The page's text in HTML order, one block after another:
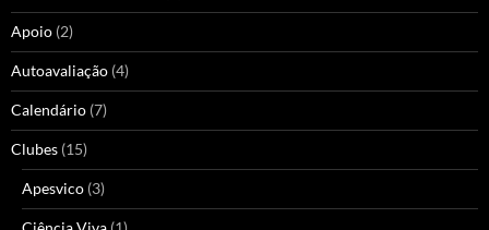
Apoio (2)
Autoavaliação (4)
Calendário (7)
Clubes (15)
Apesvico (3)